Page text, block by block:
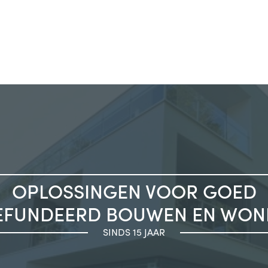
OPLOSSINGEN VOOR GOED
BOUWEN EN
SINDS 15 JAAR